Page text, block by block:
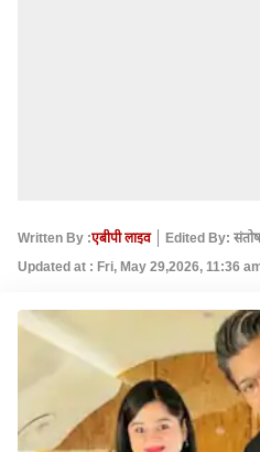
Written By :एबीपी लाइव
Edited By:
Updated at : Fri, May 29,2026, 11:36